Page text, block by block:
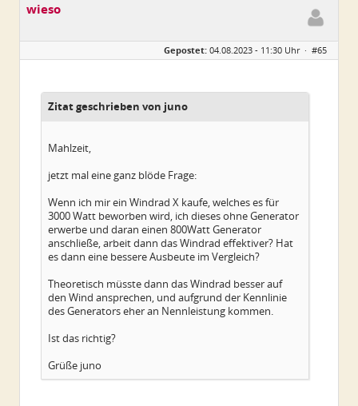
wieso
Gepostet: 04.08.2023 - 11:30 Uhr · #65
Zitat geschrieben von juno
Mahlzeit,
jetzt mal eine ganz blöde Frage:
Wenn ich mir ein Windrad X kaufe, welches es für
3000 Watt beworben wird, ich dieses ohne Generator
erwerbe und daran einen 800Watt Generator
anschließe, arbeit dann das Windrad effektiver? Hat
es dann eine bessere Ausbeute im Vergleich?
Theoretisch müsste dann das Windrad besser auf
den Wind ansprechen, und aufgrund der Kennlinie
des Generators eher an Nennleistung kommen.
Ist das richtig?
Grüße juno